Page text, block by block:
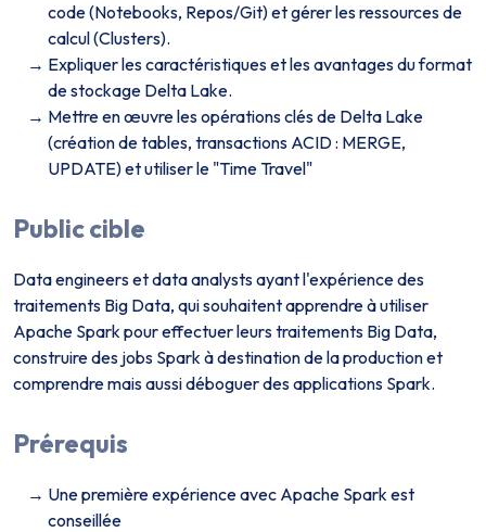
code (Notebooks, Repos/Git) et gérer les ressources de
calcul (Clusters).
Expliquer les caractéristiques et les avantages du format
de stockage Delta Lake.
Mettre en œuvre les opérations clés de Delta Lake
(création de tables, transactions ACID : MERGE,
UPDATE) et utiliser le "Time Travel"
Public cible
Data engineers et data analysts ayant l'expérience des
traitements Big Data, qui souhaitent apprendre à utiliser
Apache Spark pour effectuer leurs traitements Big Data,
construire des jobs Spark à destination de la production et
comprendre mais aussi déboguer des applications Spark.
Prérequis
Une première expérience avec Apache Spark est
conseillée